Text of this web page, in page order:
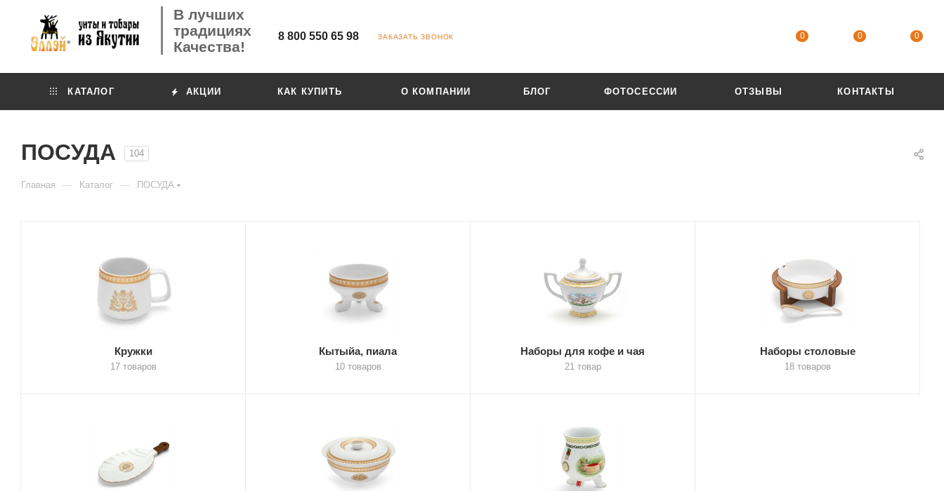
В лучших
традициях
Качества!
8 800 550 65 98 ЗАКАЗАТЬ ЗВОНОК 0 0 0
КАТАЛОГ АКЦИИ КАК КУПИТЬ О КОМПАНИИ БЛОГ ФОТОСЕССИИ ОТЗЫВЫ КОНТАКТЫ
ПОСУДА 104
Главная — Каталог — ПОСУДА
Кружки
17 товаров
Кытыйа, пиала
10 товаров
Наборы для кофе и чая
21 товар
Наборы столовые
18 товаров